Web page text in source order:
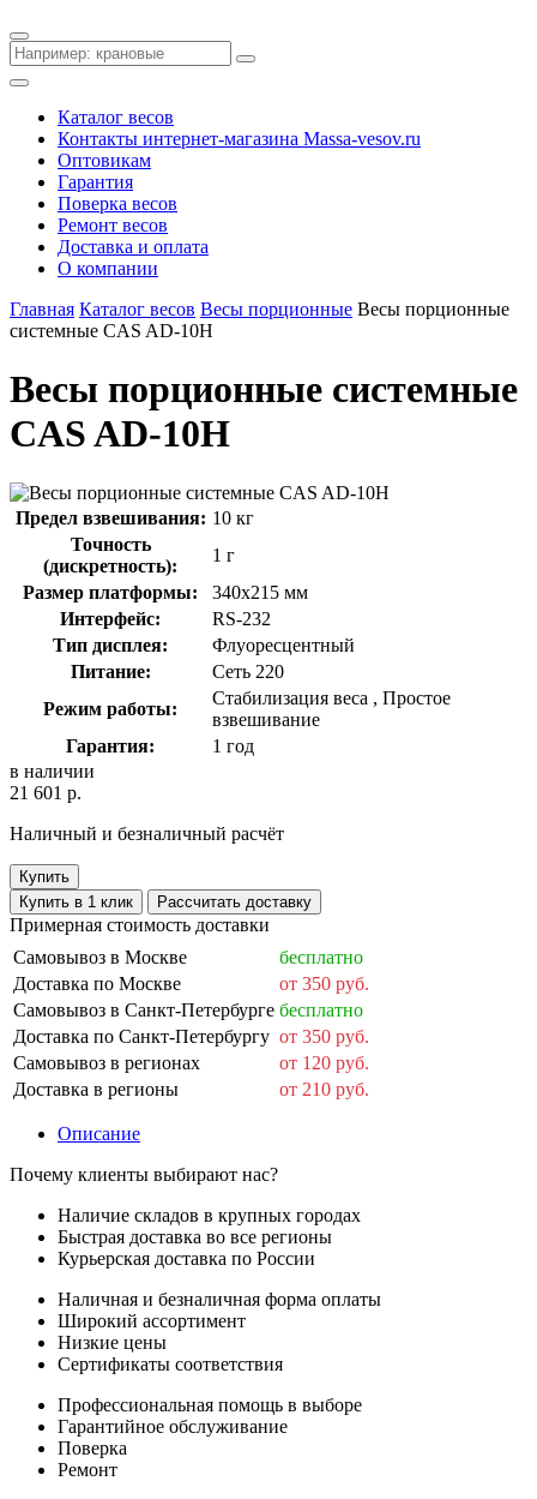
Каталог весов
Контакты интернет-магазина Мassa-vesov.ru
Оптовикам
Гарантия
Поверка весов
Ремонт весов
Доставка и оплата
О компании
Главная Каталог весов Весы порционные Весы порционные
системные CAS AD-10H
Весы порционные системные
CAS AD-10H
Предел взвешивания: 10 кг
Точность
(дискретность):
1 г
Размер платформы:
340x215 мм
Интерфейс:
RS-232
Тип дисплея:
Флуоресцентный
Питание:
Сеть 220
Режим работы:
Стабилизация веса , Простое
взвешивание
Гарантия:
1 год
в наличии
21 601 р.
Наличный и безналичный расчёт
Купить
Купить в 1 клик
Рассчитать доставку
Примерная стоимость доставки
Самовывоз в Москве
бесплатно
Доставка по Москве
от 350 руб.
Самовывоз в Санкт-Петербурге бесплатно
Доставка по Санкт-Петербургу от 350 руб.
Самовывоз в регионах
от 120 руб.
Доставка в регионы
от 210 руб.
Описание
Почему клиенты выбирают нас?
Наличие складов в крупных городах
Быстрая доставка во все регионы
Курьерская доставка по России
Наличная и безналичная форма оплаты
Широкий ассортимент
Низкие цены
Сертификаты соответствия
Профессиональная помощь в выборе
Гарантийное обслуживание
Поверка
Ремонт